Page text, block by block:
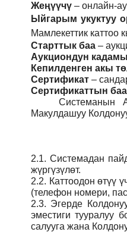
Жеңүүчү – онлайн-
Ыйгарым укуктуу
Мамлекеттик
Старттык баа –
Аукциондун кадамы
Кепилденген акы
Сертификат –
Сертификаттын
Системанын
Макулдашуу
2.1. Системадан
жүргүзүлөт.
2.2. Каттоодон өтүү
(телефон номери,
2.3. Эгерде
эместиги тууралуу
салууга жана